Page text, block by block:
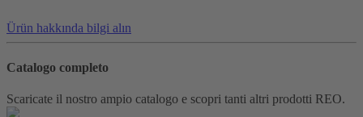
Ürün hakkında bilgi alın
Catalogo completo
Scaricate il nostro ampio catalogo e scopri tanti altri prodotti REO.